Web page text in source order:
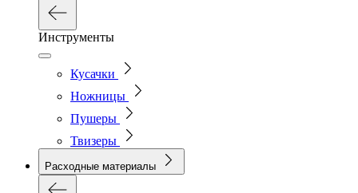
Инструменты
Кусачки
Ножницы
Пушеры
Твизеры
Расходные материалы